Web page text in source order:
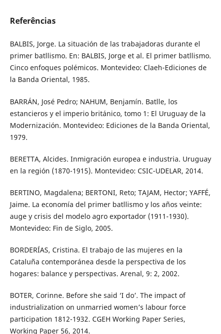
Referências
BALBIS, Jorge. La situación de las trabajadoras durante el
primer batllismo. En: BALBIS, Jorge et al. El primer batllismo.
Cinco enfoques polémicos. Montevideo: Claeh-Ediciones de
la Banda Oriental, 1985.
BARRÁN, José Pedro; NAHUM, Benjamín. Batlle, los
estancieros y el imperio británico, tomo 1: El Uruguay de la
Modernización. Montevideo: Ediciones de la Banda Oriental,
1979.
BERETTA, Alcides. Inmigración europea e industria. Uruguay
en la región (1870-1915). Montevideo: CSIC-UDELAR, 2014.
BERTINO, Magdalena; BERTONI, Reto; TAJAM, Hector; YAFFÉ,
Jaime. La economía del primer batllismo y los años veinte:
auge y crisis del modelo agro exportador (1911-1930).
Montevideo: Fin de Siglo, 2005.
BORDERÍAS, Cristina. El trabajo de las mujeres en la
Cataluña contemporánea desde la perspectiva de los
hogares: balance y perspectivas. Arenal, 9: 2, 2002.
BOTER, Corinne. Before she said ‘I do’. The impact of
industrialization on unmarried women’s labour force
participation 1812-1932. CGEH Working Paper Series,
Working Paper 56, 2014.